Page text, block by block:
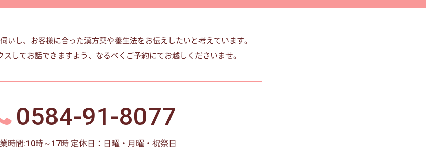
いし、お客様に合った漢方薬や養生法をお伝えしたいと考えています。
スしてお話できますよう、なるべくご予約にてお越しくださいませ。
0584-91-8077
時間:10時～17時 定休日：日曜・月曜・祝祭日